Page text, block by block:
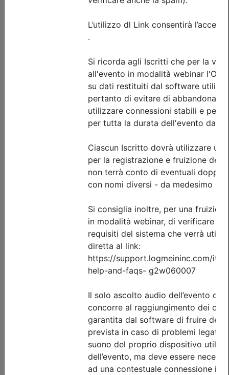
Allegati
Note
Posti disponibili: 0
In lista d'attesa: 18
Iscrizione
Ordine Architetti P.P. e C. di Forlì-Cesena
Abitare il cambiamento / Il
cambiamento dell’abitare
dal 13/07/2026 al 22/09/2026
conferenza